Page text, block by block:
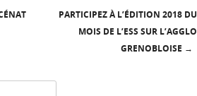
PARTICIPEZ À L’ÉDITION 2018 DU
MOIS DE L’ESS SUR L’AGGLO
GRENOBLOISE →